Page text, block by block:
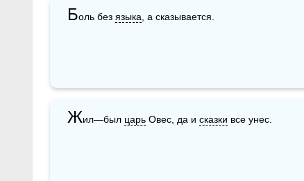
Боль без языка , а сказывается.
Жил—был царь Овес, да и сказки все унес.